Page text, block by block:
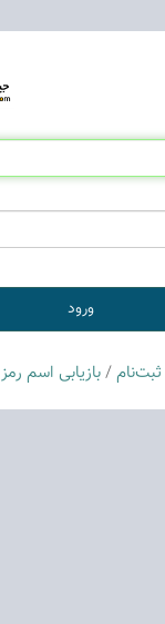
ثبت‌نام/بازیابی اسم رمز